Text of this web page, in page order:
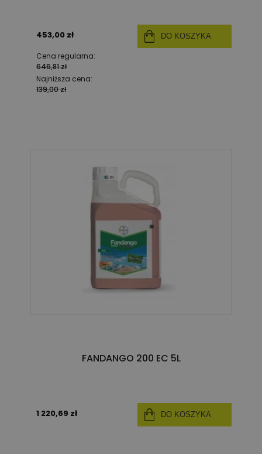
453,00 zł
Cena regularna:
646,81 zł
Najniższa cena:
139,00 zł
DO KOSZYKA
FANDANGO 200 EC 5L
1 220,69 zł DO KOSZYKA